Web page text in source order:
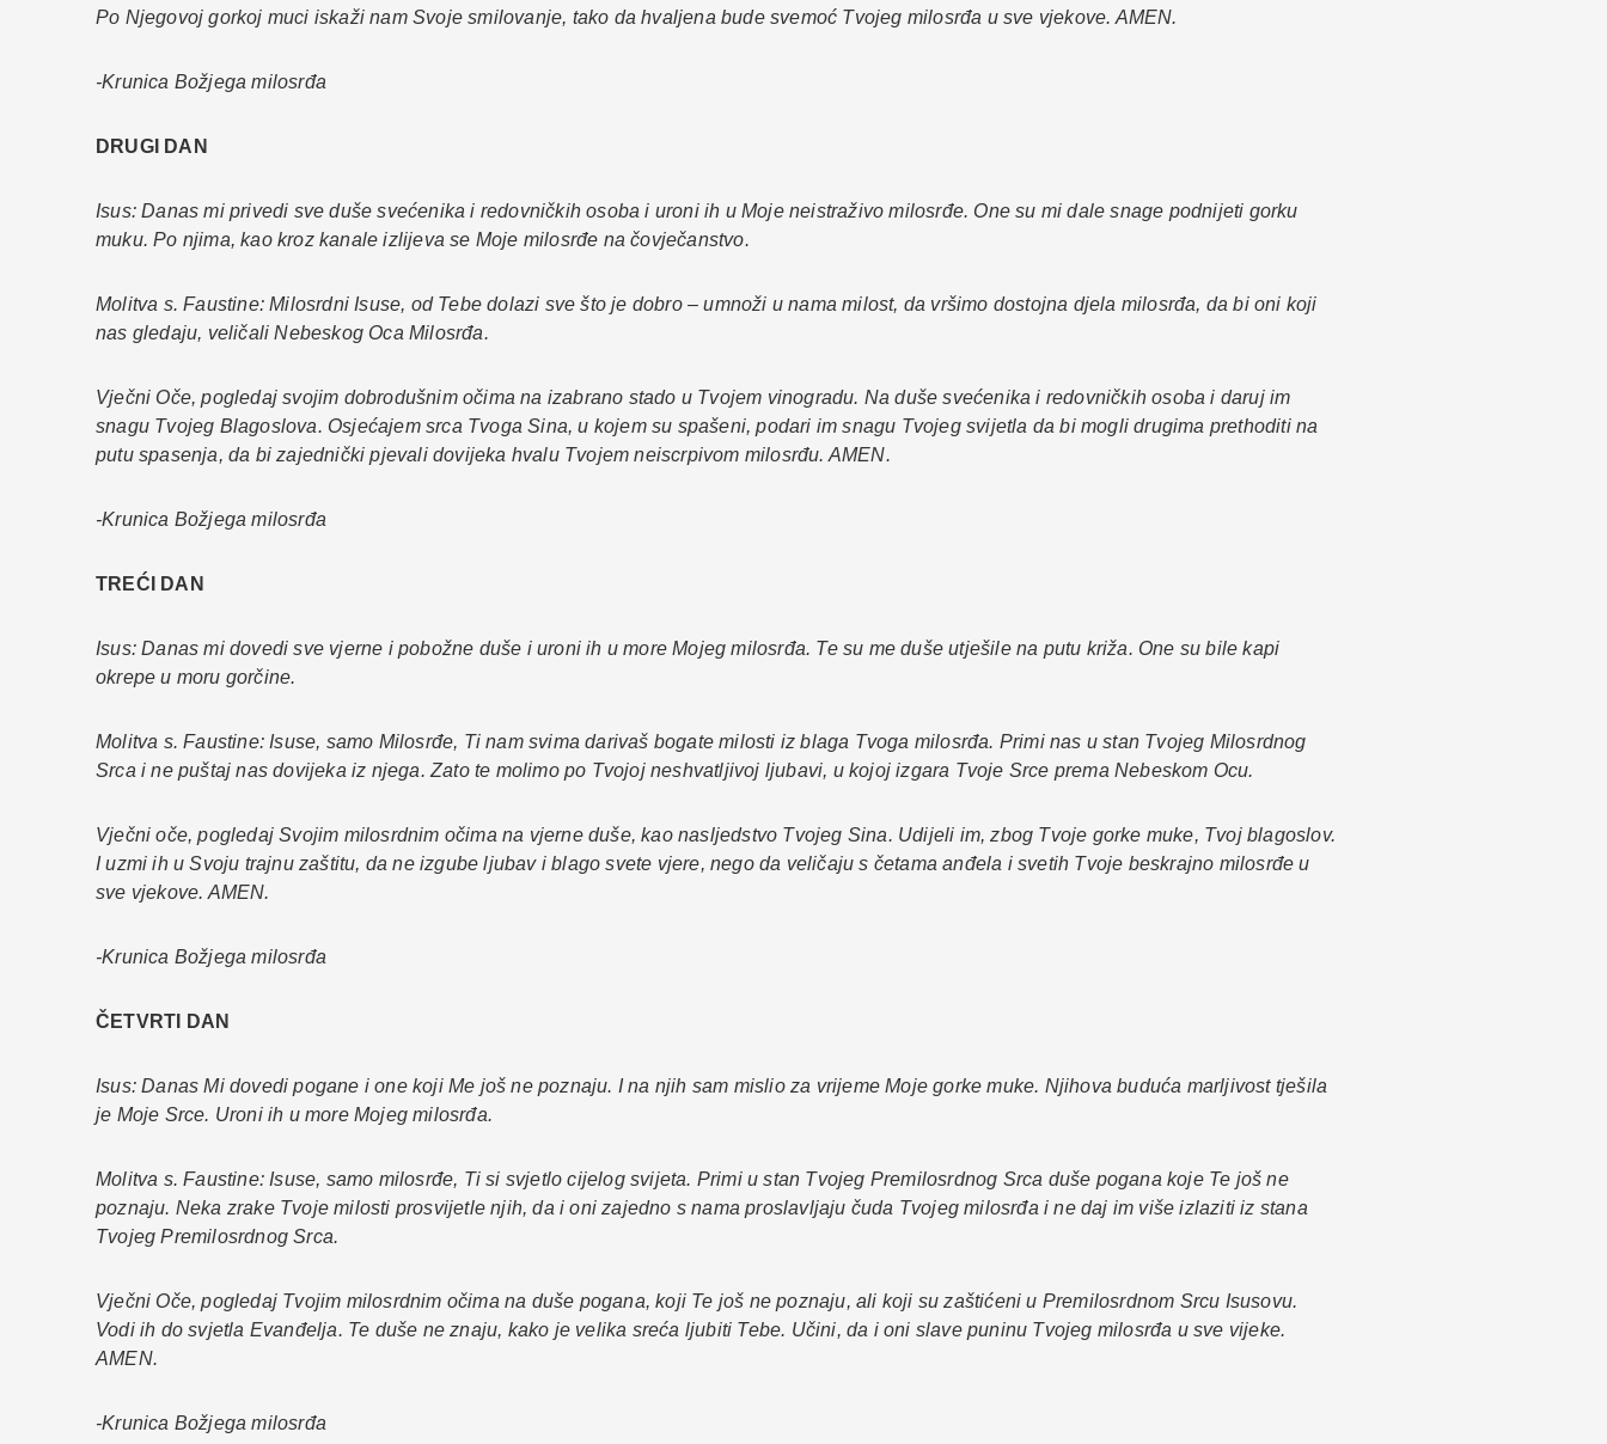
Po Njegovoj gorkoj muci iskaži nam Svoje smilovanje, tako da hvaljena bude svemoć Tvojeg milosrđa u sve vjekove. AMEN.
-Krunica Božjega milosrđa
DRUGI DAN
Isus: Danas mi privedi sve duše svećenika i redovničkih osoba i uroni ih u Moje neistraživo milosrđe. One su mi dale snage podnijeti gorku
muku. Po njima, kao kroz kanale izlijeva se Moje milosrđe na čovječanstvo.
Molitva s. Faustine: Milosrdni Isuse, od Tebe dolazi sve što je dobro – umnoži u nama milost, da vršimo dostojna djela milosrđa, da bi oni koji
nas gledaju, veličali Nebeskog Oca Milosrđa.
Vječni Oče, pogledaj svojim dobrodušnim očima na izabrano stado u Tvojem vinogradu. Na duše svećenika i redovničkih osoba i daruj im
snagu Tvojeg Blagoslova. Osjećajem srca Tvoga Sina, u kojem su spašeni, podari im snagu Tvojeg svijetla da bi mogli drugima prethoditi na
putu spasenja, da bi zajednički pjevali dovijeka hvalu Tvojem neiscrpivom milosrđu. AMEN.
-Krunica Božjega milosrđa
TREĆI DAN
Isus: Danas mi dovedi sve vjerne i pobožne duše i uroni ih u more Mojeg milosrđa. Te su me duše utješile na putu križa. One su bile kapi
okrepe u moru gorčine.
Molitva s. Faustine: Isuse, samo Milosrđe, Ti nam svima darivaš bogate milosti iz blaga Tvoga milosrđa. Primi nas u stan Tvojeg Milosrdnog
Srca i ne puštaj nas dovijeka iz njega. Zato te molimo po Tvojoj neshvatljivoj ljubavi, u kojoj izgara Tvoje Srce prema Nebeskom Ocu.
Vječni oče, pogledaj Svojim milosrdnim očima na vjerne duše, kao nasljedstvo Tvojeg Sina. Udijeli im, zbog Tvoje gorke muke, Tvoj blagoslov.
I uzmi ih u Svoju trajnu zaštitu, da ne izgube ljubav i blago svete vjere, nego da veličaju s četama anđela i svetih Tvoje beskrajno milosrđe u
sve vjekove. AMEN.
-Krunica Božjega milosrđa
ČETVRTI DAN
Isus: Danas Mi dovedi pogane i one koji Me još ne poznaju. I na njih sam mislio za vrijeme Moje gorke muke. Njihova buduća marljivost tješila
je Moje Srce. Uroni ih u more Mojeg milosrđa.
Molitva s. Faustine: Isuse, samo milosrđe, Ti si svjetlo cijelog svijeta. Primi u stan Tvojeg Premilosrdnog Srca duše pogana koje Te još ne
poznaju. Neka zrake Tvoje milosti prosvijetle njih, da i oni zajedno s nama proslavljaju čuda Tvojeg milosrđa i ne daj im više izlaziti iz stana
Tvojeg Premilosrdnog Srca.
Vječni Oče, pogledaj Tvojim milosrdnim očima na duše pogana, koji Te još ne poznaju, ali koji su zaštićeni u Premilosrdnom Srcu Isusovu.
Vodi ih do svjetla Evanđelja. Te duše ne znaju, kako je velika sreća ljubiti Tebe. Učini, da i oni slave puninu Tvojeg milosrđa u sve vijeke.
AMEN.
-Krunica Božjega milosrđa